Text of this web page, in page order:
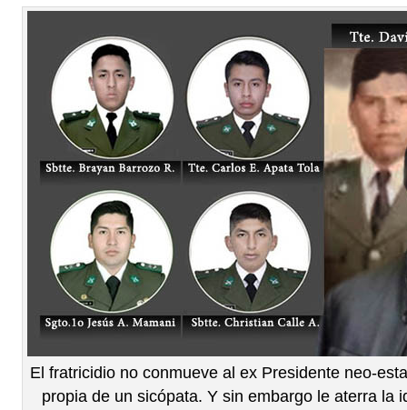
El fratricidio no conmueve al ex Presidente neo-
propia de un sicópata. Y sin embargo le aterra la